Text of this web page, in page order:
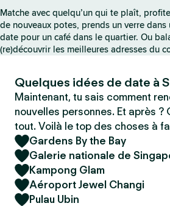
Matche avec quelqu’un qui te plaît,
de nouveaux potes, prends un verre
date pour un café dans le quartier. Ou
(re)découvrir les meilleures adresses du
Quelques idées de date à
Maintenant, tu sais comment
nouvelles personnes. Et après ?
tout. Voilà le top des choses à
Gardens By the Bay
Galerie nationale de
Kampong Glam
Aéroport Jewel Changi
Pulau Ubin